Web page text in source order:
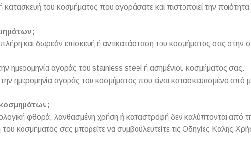
κατασκευή του κοσμήματος που αγοράσατε και πιστοποιεί την
πλήρη και δωρεάν επισκευή ή αντικατάσταση του κοσμήματος σας
ημερομηνία αγοράς του stainless steel ή ασημένιου κοσμήματος σας.
ημερομηνία αγοράς του κοσμήματος που είναι κατασκευασμένο από
κοσμημάτων;
φθορά, λανθασμένη χρήση ή καταστροφή δεν καλύπτονται από
κοσμήματος σας μπορείτε να συμβουλευτείτε τις Οδηγίες Καλής